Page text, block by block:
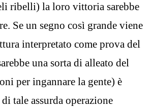
ribelli) la loro vittoria sarebbe
Se un segno così grande viene
interpretato come prova del
una sorta di alleato del
per ingannare la gente) è
tale assurda operazione